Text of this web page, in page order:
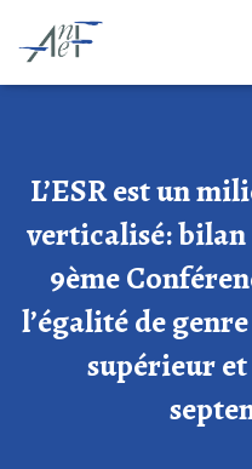
L’ESR est un
verticalisé: bilan
9ème
l’égalité de
supérieur et